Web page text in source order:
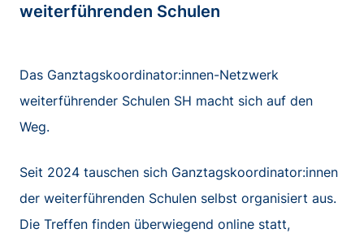
weiterführenden Schulen
Das Ganztagskoordinator:innen-Netzwerk
weiterführender Schulen SH macht sich auf den
Weg.
Seit 2024 tauschen sich Ganztagskoordinator:innen
der weiterführenden Schulen selbst organisiert aus.
Die Treffen finden überwiegend online statt,